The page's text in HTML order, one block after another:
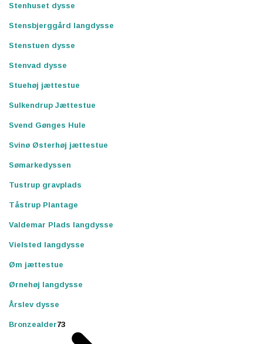
Stenhuset dysse
Stensbjerggård langdysse
Stenstuen dysse
Stenvad dysse
Stuehøj jættestue
Sulkendrup Jættestue
Svend Gønges Hule
Svinø Østerhøj jættestue
Sømarkedyssen
Tustrup gravplads
Tåstrup Plantage
Valdemar Plads langdysse
Vielsted langdysse
Øm jættestue
Ørnehøj langdysse
Årslev dysse
Bronzealder73